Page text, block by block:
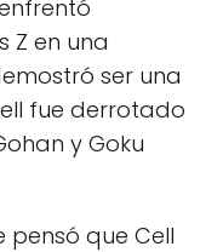
Z en una
ser una
fue derrotado
y Goku
pensó que Cell